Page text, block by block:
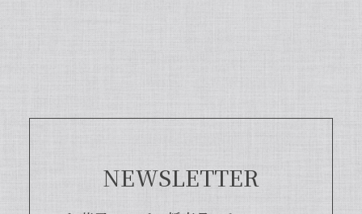
機会がございましたら、当店をよろしく
NEWSLETTER